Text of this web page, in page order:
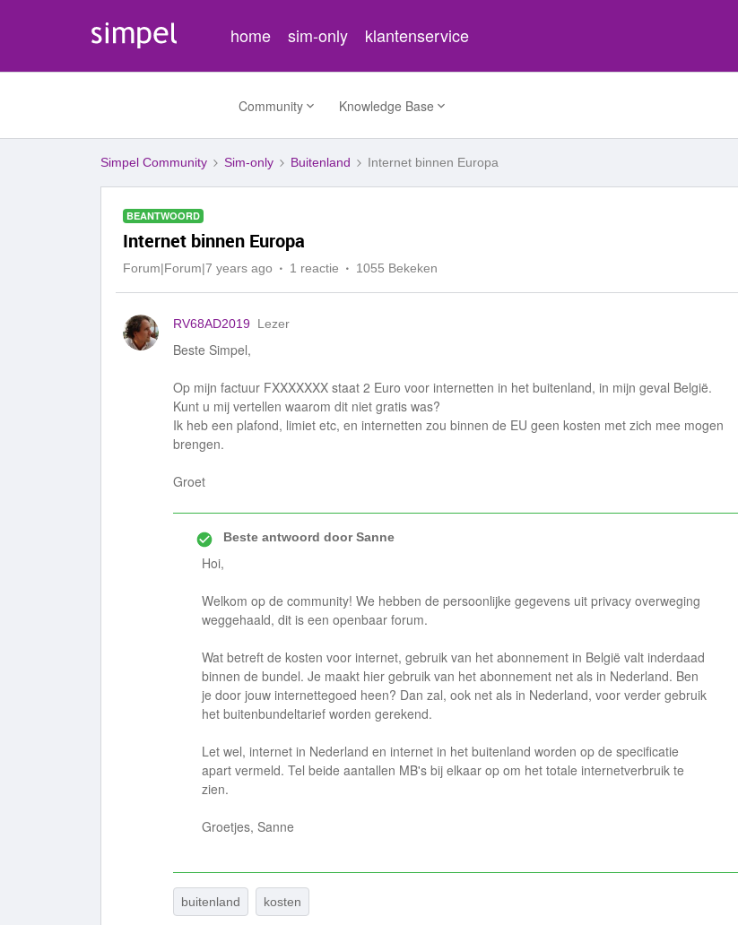
home sim-only klantenservice
Community Knowledge Base
Simpel Community Sim-only Buitenland Internet binnen Europa
BEANTWOORD
Internet binnen Europa
Forum|Forum|7 years ago 1 reactie 1055 Bekeken
RV68AD2019 Lezer
Beste Simpel,
Op mijn factuur FXXXXXXX staat 2 Euro voor internetten in het buitenland, in mijn geval België.
Kunt u mij vertellen waarom dit niet gratis was?
Ik heb een plafond, limiet etc, en internetten zou binnen de EU geen kosten met zich mee mogen
brengen.
Groet
Beste antwoord doorSanne
Hoi,
Welkom op de community! We hebben de persoonlijke gegevens uit privacy overweging
weggehaald, dit is een openbaar forum.
Wat betreft de kosten voor internet, gebruik van het abonnement in België valt inderdaad
binnen de bundel. Je maakt hier gebruik van het abonnement net als in Nederland. Ben
je door jouw internettegoed heen? Dan zal, ook net als in Nederland, voor verder gebruik
het buitenbundeltarief worden gerekend.
Let wel, internet in Nederland en internet in het buitenland worden op de specificatie
apart vermeld. Tel beide aantallen MB's bij elkaar op om het totale internetverbruik te
zien.
Groetjes, Sanne
buitenland kosten